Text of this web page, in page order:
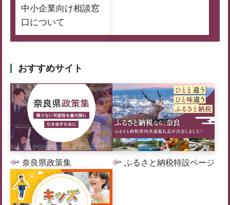
中小企業向け相談窓
口について
おすすめサイト
奈良県政策集 ふるさと納税特設ページ